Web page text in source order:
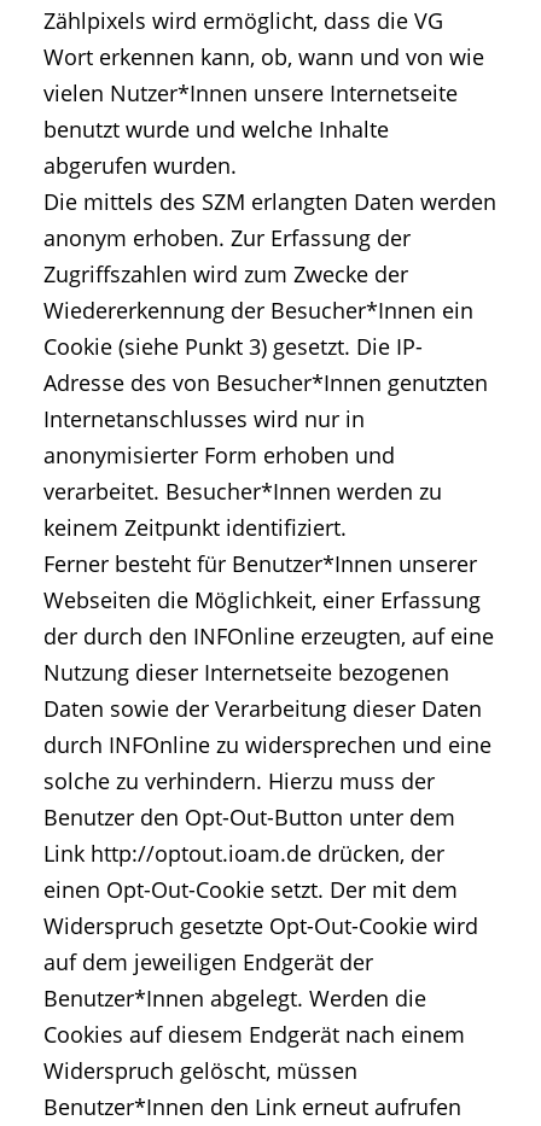
Zählpixels wird ermöglicht, dass die VG
Wort erkennen kann, ob, wann und von wie
vielen Nutzer*Innen unsere Internetseite
benutzt wurde und welche Inhalte
abgerufen wurden.
Die mittels des SZM erlangten Daten werden
anonym erhoben. Zur Erfassung der
Zugriffszahlen wird zum Zwecke der
Wiedererkennung der Besucher*Innen ein
Cookie (siehe Punkt 3) gesetzt. Die IP-
Adresse des von Besucher*Innen genutzten
Internetanschlusses wird nur in
anonymisierter Form erhoben und
verarbeitet. Besucher*Innen werden zu
keinem Zeitpunkt identifiziert.
Ferner besteht für Benutzer*Innen unserer
Webseiten die Möglichkeit, einer Erfassung
der durch den INFOnline erzeugten, auf eine
Nutzung dieser Internetseite bezogenen
Daten sowie der Verarbeitung dieser Daten
durch INFOnline zu widersprechen und eine
solche zu verhindern. Hierzu muss der
Benutzer den Opt-Out-Button unter dem
Link http://optout.ioam.de drücken, der
einen Opt-Out-Cookie setzt. Der mit dem
Widerspruch gesetzte Opt-Out-Cookie wird
auf dem jeweiligen Endgerät der
Benutzer*Innen abgelegt. Werden die
Cookies auf diesem Endgerät nach einem
Widerspruch gelöscht, müssen
Benutzer*Innen den Link erneut aufrufen